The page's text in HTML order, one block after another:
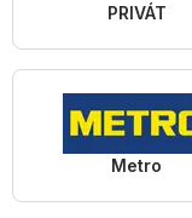
PRIVÁT
Metro